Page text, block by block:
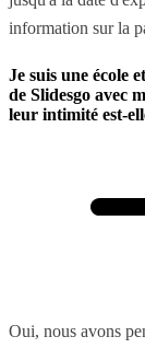
information sur la
Je suis une école
de Slidesgo avec
leur intimité est-
Oui, nous avons